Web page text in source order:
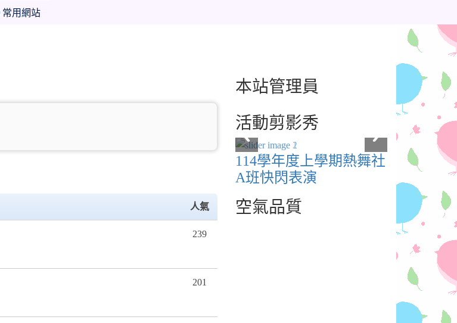
常用網站
人氣
239
201
本站管理員
活動剪影秀
114學年度上學期熱舞社
A班快閃表演
空氣品質